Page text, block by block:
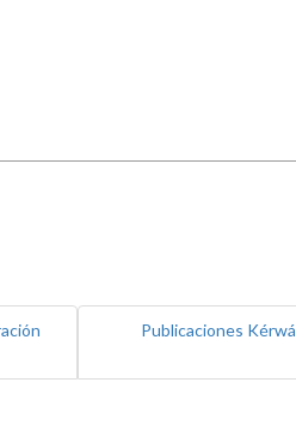
Publicaciones Kérwá